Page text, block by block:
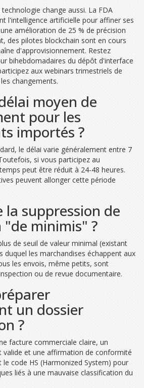
change aussi. La FDA
l'intelligence artificielle pour affiner ses
amélioration de 25 % de précision
des pilotes blockchain sont en cours
d'approvisionnement. Restez
bihebdomadaires du dépôt d'interface
aux webinars trimestriels de
changements.
moyen de
pour les
importés ?
le délai varie généralement entre 7
si vous participez au
peut être réduit à 24-48 heures.
peuvent allonger cette période
la suppression de
minimis" ?
de seuil de valeur minimal (existant
duquel les marchandises échappent aux
les envois, même petits, sont
ou de revue documentaire.
un dossier
?
facture commerciale claire, un
valide et une affirmation de conformité
le code HS (Harmonized System) pour
liés à une mauvaise classification du